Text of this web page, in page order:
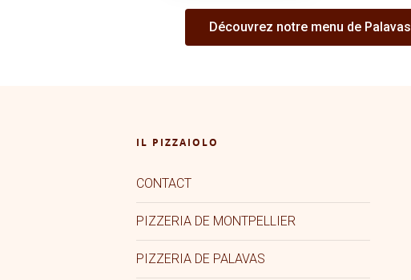
Découvrez notre menu de Palavas
IL PIZZAIOLO
CONTACT
PIZZERIA DE MONTPELLIER
PIZZERIA DE PALAVAS